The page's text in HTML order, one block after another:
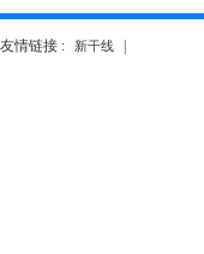
友情链接 : 新干线